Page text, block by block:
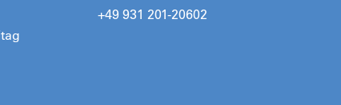
+49 931 201-20602